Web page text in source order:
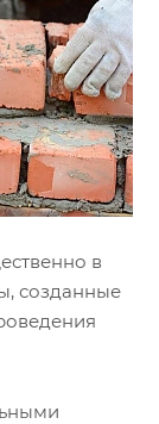
в
созданные